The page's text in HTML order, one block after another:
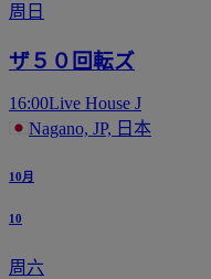
周日
ザ５０回転ズ
16:00Live House J
Nagano, JP, 日本
10月
10
周六